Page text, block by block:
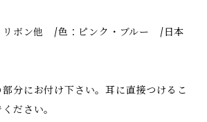
ボン他 /色：ピンク・ブルー /日本
分にお付け下さい。耳に直接つけるこ
ださい。